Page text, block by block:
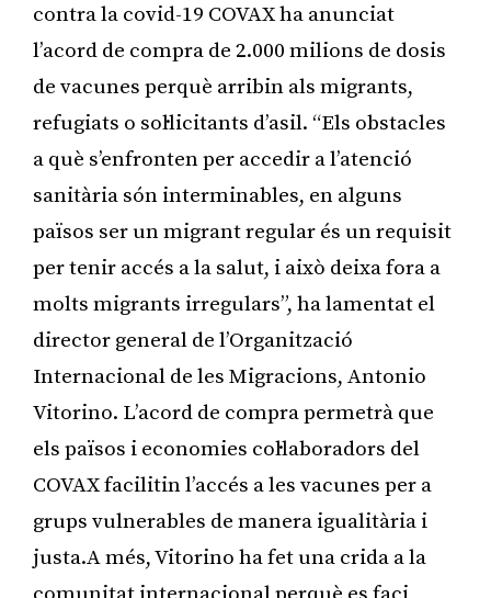
contra la covid-19 COVAX ha anunciat
l’acord de compra de 2.000 milions de dosis
de vacunes perquè arribin als migrants,
refugiats o sol·licitants d’asil. “Els obstacles
a què s’enfronten per accedir a l’atenció
sanitària són interminables, en alguns
països ser un migrant regular és un requisit
per tenir accés a la salut, i això deixa fora a
molts migrants irregulars”, ha lamentat el
director general de l’Organització
Internacional de les Migracions, Antonio
Vitorino. L’acord de compra permetrà que
els països i economies col·laboradors del
COVAX facilitin l’accés a les vacunes per a
grups vulnerables de manera igualitària i
justa.A més, Vitorino ha fet una crida a la